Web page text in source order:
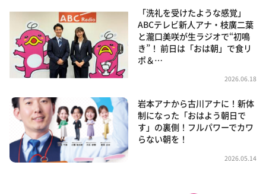
「洗礼を受けたような感覚」
ABCテレビ新人アナ・枝廣二葉
と瀧口美咲が生ラジオで“初鳴
き”！ 前日は「おは朝」で食リ
ポ＆…
2026.06.18
岩本アナから古川アナに！新体
制になった「おはよう朝日で
す」の裏側！フルパワーでカワ
らない朝を！
2026.05.14